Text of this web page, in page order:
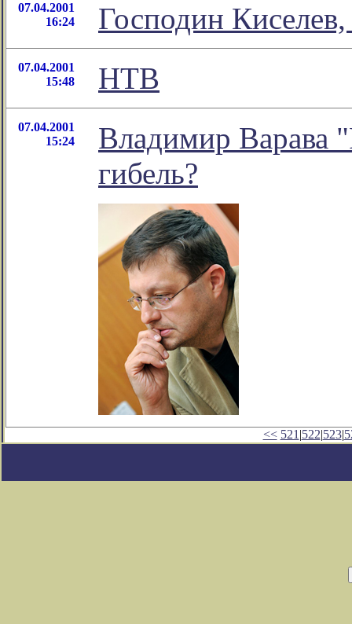
07.04.2001
16:24
Господин
07.04.2001
15:48
НТВ
07.04.2001
15:24
Владимир Варава
гибель?
<< 521 |522|523|